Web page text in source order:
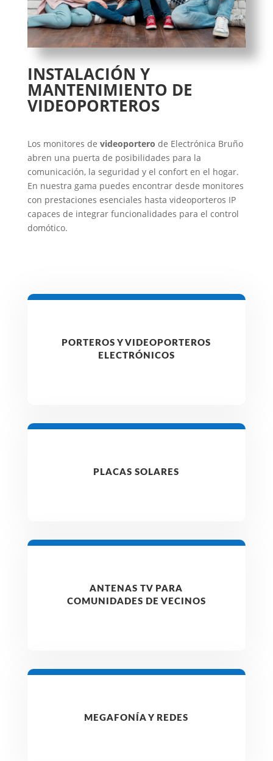
INSTALACIÓN Y
MANTENIMIENTO DE
VIDEOPORTEROS
Los monitores de videoportero de Electrónica Bruño
abren una puerta de posibilidades para la
comunicación, la seguridad y el confort en el hogar.
En nuestra gama puedes encontrar desde monitores
con prestaciones esenciales hasta videoporteros IP
capaces de integrar funcionalidades para el control
domótico.
PORTEROS Y VIDEOPORTEROS
ELECTRÓNICOS
PLACAS SOLARES
ANTENAS TV PARA
COMUNIDADES DE VECINOS
MEGAFONÍA Y REDES